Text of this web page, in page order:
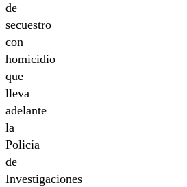
de
secuestro
con
homicidio
que
lleva
adelante
la
Policía
de
Investigaciones